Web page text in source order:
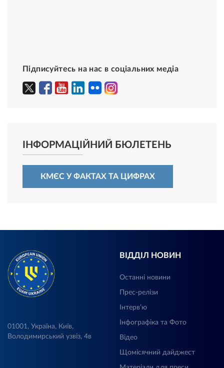
Підписуйтесь на нас в соціальних медіа
ІНФОРМАЦІЙНИЙ БЮЛЕТЕНЬ
КМЄС У ФАКТАХ ТА ЦИФРАХ
01001, Україна, Київ,
Володимирський узвіз, 4в
ВІДДІЛ НОВИН
Останні новини
Прес-релізи
Інтерв’ю
Інфографіка та Фото
Відео
Щомісячний дайджест